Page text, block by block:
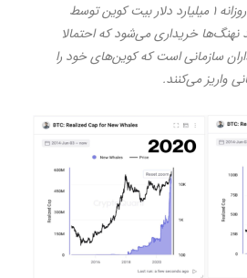
همچنان بالاست و روزانه ۱ میلیارد دلار بیت کوین توسط
خریداری می‌شود که احتمالا
سازمانی است که کوین‌های خود را
واریز می‌کنند.